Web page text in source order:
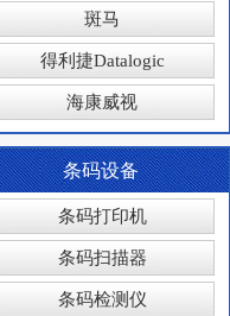
斑马
得利捷Datalogic
海康威视
条码设备
条码打印机
条码扫描器
条码检测仪